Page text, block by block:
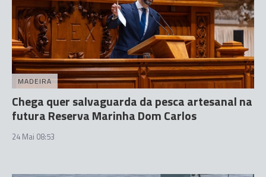
MADEIRA
Chega quer salvaguarda da pesca artesanal na
futura Reserva Marinha Dom Carlos
24 Mai 08:53